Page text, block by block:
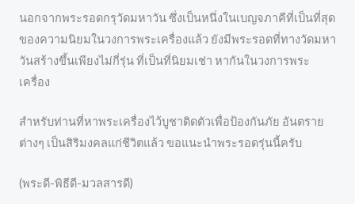
นอกจากพระรอดกรุวัดมหาวัน ซึ่งเป็นหนึ่งในเบญจภาคีที่เป็นที่สุด
ของความนิยมในวงการพระเครื่องแล้ว ยังมีพระรอดที่ทางวัดมหา
วันสร้างขึ้นเพียงไม่กี่รุ่น ที่เป็นที่นิยมเช่า หากันในวงการพระ
เครื่อง
สำหรับท่านที่หาพระเครื่องไว้บูชาติดตัวเพื่อป้องกันภัย อันตราย
ต่างๆ เป็นสิริมงคลแก่ชีวิตแล้ว ขอแนะนำพระรอดรุ่นนี้ครับ
(พระดี-พิธีดี-มวลสารดี)